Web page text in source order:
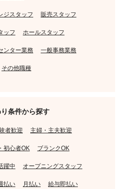
ジスタッフ 販売スタッフ
ッフ ホールスタッフ
ンター業務 一般事務業務
その他職種
条件から探す
者歓迎 主婦・主夫歓迎
初心者OK ブランクOK
躍中 オープニングスタッフ
払い 月払い 給与即払い